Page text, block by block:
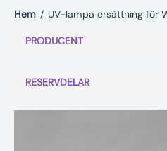
Hem / UV-lampa ersättning för
PRODUCENT
RESERVDELAR